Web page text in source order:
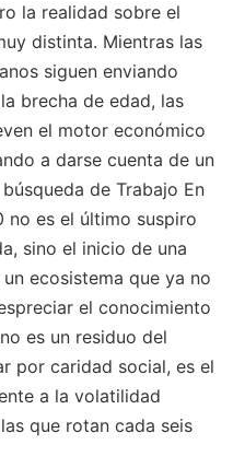
la realidad sobre el
distinta. Mientras las
siguen enviando
brecha de edad, las
el motor económico
a darse cuenta de un
de Trabajo En
no es el último suspiro
sino el inicio de una
ecosistema que ya no
el conocimiento
es un residuo del
por caridad social, es el
a la volatilidad
que rotan cada seis